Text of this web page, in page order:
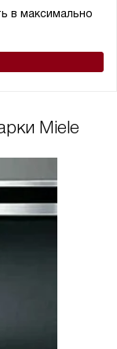
в максимально
Miele